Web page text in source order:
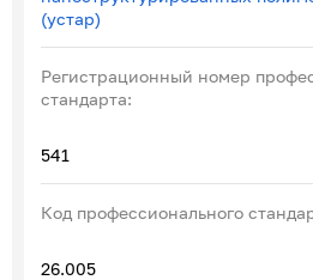
(устар)
Регистрационный номер
стандарта:
541
Код профессионального
26.005